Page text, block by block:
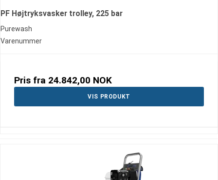
PF Højtryksvasker trolley, 225 bar
Purewash
Varenummer
Pris fra 24.842,00 NOK
VIS PRODUKT